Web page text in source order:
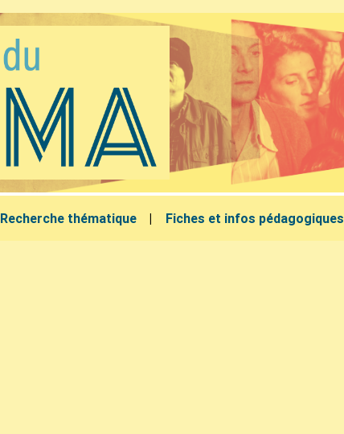
Recherche thématique Fiches et infos pédagogiques